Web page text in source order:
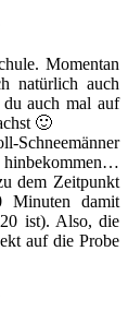
Momentan
natürlich auch
auch mal auf
🙂
Schneemänner
hinbekommen…
dem Zeitpunkt
Minuten damit
ist). Also, die
auf die Probe